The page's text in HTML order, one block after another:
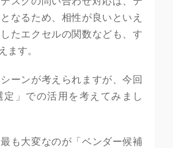
なるため、相性が良いといえ
たエクセルの関数なども、す
ます。
ーンが考えられますが、今回
定」での活用を考えてみまし
も大変なのが「ベンダー候補